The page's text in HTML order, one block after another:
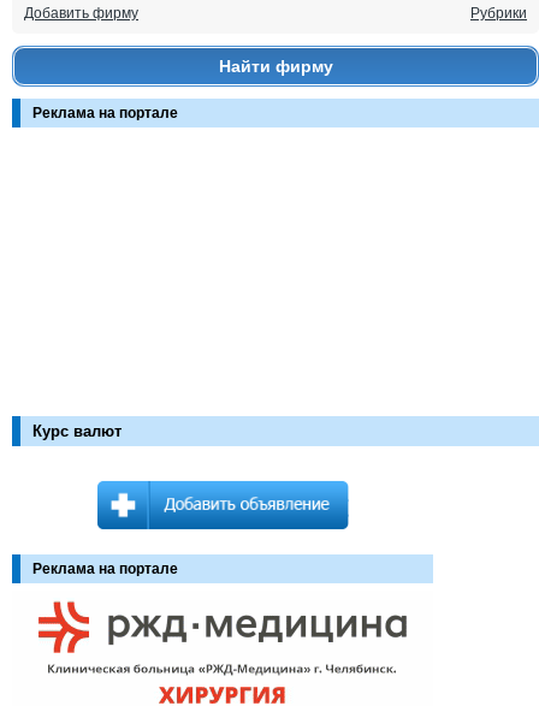
Добавить фирму Рубрики
Найти фирму
Реклама на портале
Курс валют
Реклама на портале